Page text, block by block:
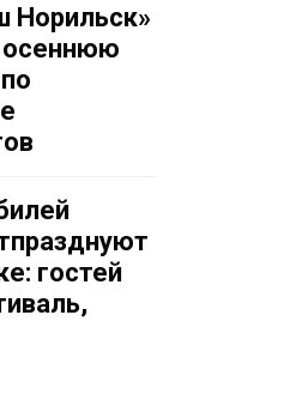
Норильск»
осеннюю
гостей